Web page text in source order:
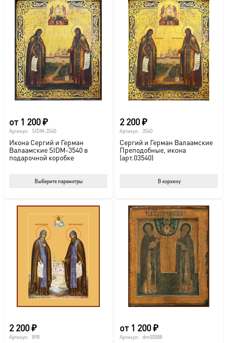
от 1 200₽
Артикул: SIDM-3540
Икона Сергий и Герман
Валаамские SIDM-3540 в
подарочной коробке
Выберите параметры
несколько
вариаций.
2 200₽
Артикул: 3540
Сергий и Герман Валаамские
Преподобные, икона
(арт.03540)
В корзину
2 200₽
Артикул: 898
от 1 200₽
Артикул: dm00088